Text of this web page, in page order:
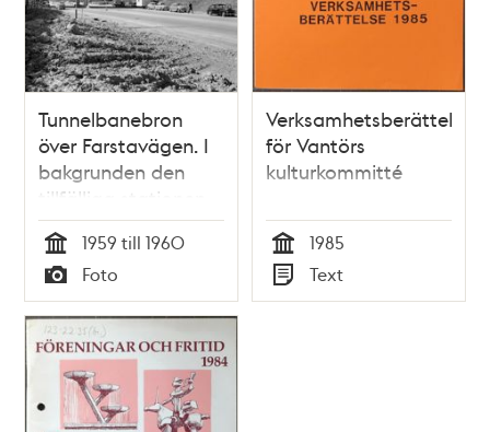
Tunnelbanebron
över Farstavägen. I
bakgrunden den
tillfälliga stationen
för tunnelbanan
samt en buss på
linje 185
Tid
1959 till 1960
Typ
Foto
Verksamhetsberättelse
för Vantörs
kulturkommitté
Tid
1985
Typ
Text